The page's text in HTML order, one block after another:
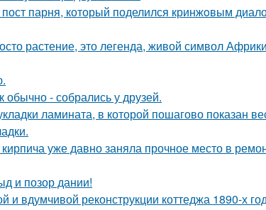
парня, который поделился кринжoвым
растение, это легенда, живой символ
обычно - собрались у друзей.
ламината, в которой пошагово показан
уже давно заняла прочное место в
и позор дании!
и вдумчивой реконструкции коттеджа 1890-х